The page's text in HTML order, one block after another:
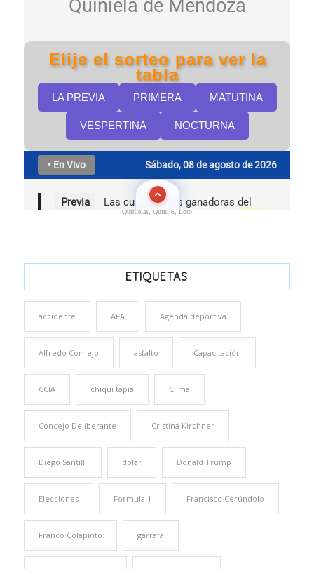
Quinielas, Quini 6, Loto
ETIQUETAS
accidente AFA Agenda deportiva
Alfredo Cornejo asfalto Capacitación
CCIA chiqui tapia Clima
Concejo Deliberante Cristina Kirchner
Diego Santilli dolar Donald Trump
Elecciones Formula 1 Francisco Cerúndolo
Franco Colapinto garrafa